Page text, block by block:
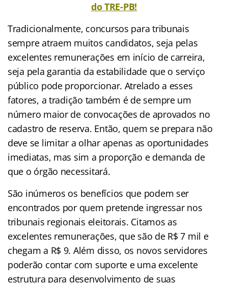
do TRE-PB!
Tradicionalmente, concursos para tribunais
sempre atraem muitos candidatos, seja pelas
excelentes remunerações em início de carreira,
seja pela garantia da estabilidade que o serviço
público pode proporcionar. Atrelado a esses
fatores, a tradição também é de sempre um
número maior de convocações de aprovados no
cadastro de reserva. Então, quem se prepara não
deve se limitar a olhar apenas as oportunidades
imediatas, mas sim a proporção e demanda de
que o órgão necessitará.
São inúmeros os benefícios que podem ser
encontrados por quem pretende ingressar nos
tribunais regionais eleitorais. Citamos as
excelentes remunerações, que são de R$ 7 mil e
chegam a R$ 9. Além disso, os novos servidores
poderão contar com suporte e uma excelente
estrutura para desenvolvimento de suas